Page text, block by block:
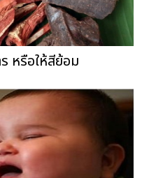
หรือให้สีย้อม